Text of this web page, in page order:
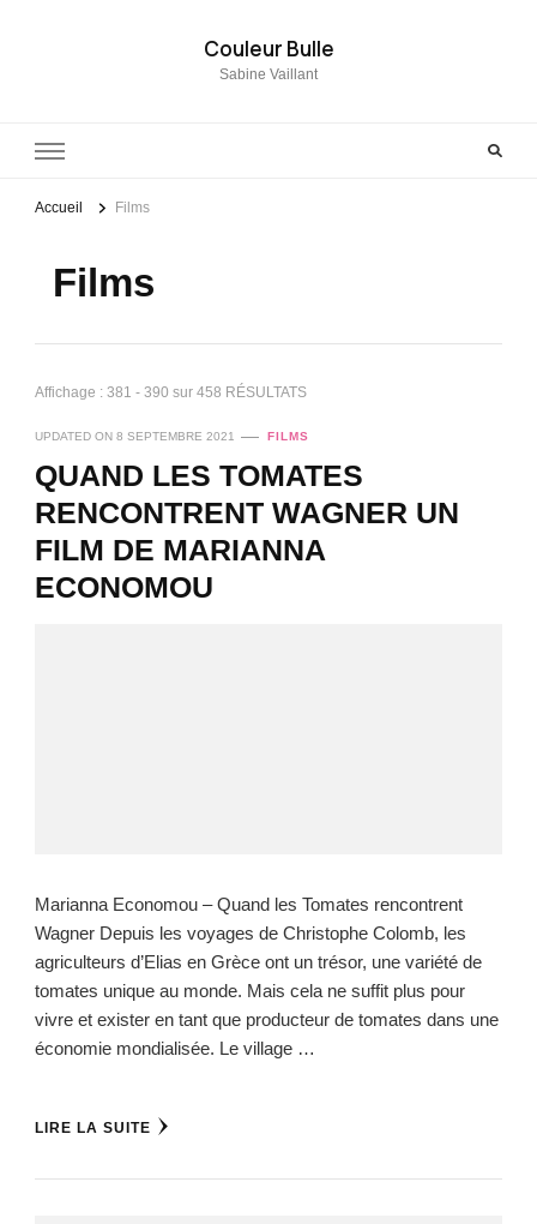
Couleur Bulle
Sabine Vaillant
Accueil Films
Films
Affichage : 381 - 390 sur 458 RÉSULTATS
UPDATED ON 8 SEPTEMBRE 2021 FILMS
QUAND LES TOMATES
RENCONTRENT WAGNER UN
FILM DE MARIANNA
ECONOMOU
Marianna Economou – Quand les Tomates rencontrent
Wagner Depuis les voyages de Christophe Colomb, les
agriculteurs d’Elias en Grèce ont un trésor, une variété de
tomates unique au monde. Mais cela ne suffit plus pour
vivre et exister en tant que producteur de tomates dans une
économie mondialisée. Le village …
LIRE LA SUITE